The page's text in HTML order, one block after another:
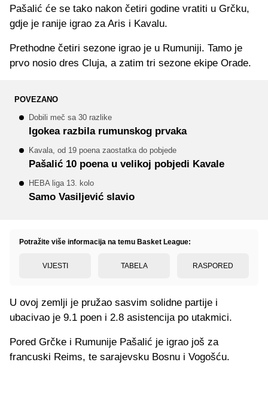
Pašalić će se tako nakon četiri godine vratiti u Grčku,
gdje je ranije igrao za Aris i Kavalu.
Prethodne četiri sezone igrao je u Rumuniji. Tamo je
prvo nosio dres Cluja, a zatim tri sezone ekipe Orade.
POVEZANO
Dobili meč sa 30 razlike
Igokea razbila rumunskog prvaka
Kavala, od 19 poena zaostatka do pobjede
Pašalić 10 poena u velikoj pobjedi Kavale
HEBA liga 13. kolo
Samo Vasiljević slavio
Potražite više informacija na temu Basket League:
VIJESTI TABELA RASPORED
U ovoj zemlji je pružao sasvim solidne partije i
ubacivao je 9.1 poen i 2.8 asistencija po utakmici.
Pored Grčke i Rumunije Pašalić je igrao još za
francuski Reims, te sarajevsku Bosnu i Vogošću.